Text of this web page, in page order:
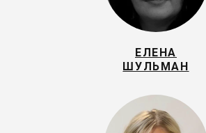
ЕЛЕНА
ШУЛЬМАН